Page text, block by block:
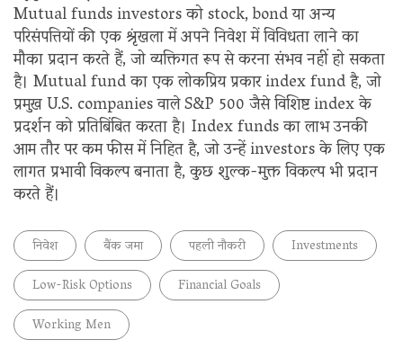
Mutual funds investors को stock, bond या अन्य
परिसंपत्तियों की एक श्रृंखला में अपने निवेश में विविधता लाने का
मौका प्रदान करते हैं, जो व्यक्तिगत रूप से करना संभव नहीं हो सकता
है। Mutual fund का एक लोकप्रिय प्रकार index fund है, जो
प्रमुख U.S. companies वाले S&P 500 जैसे विशिष्ट index के
प्रदर्शन को प्रतिबिंबित करता है। Index funds का लाभ उनकी
आम तौर पर कम फीस में निहित है, जो उन्हें investors के लिए एक
लागत प्रभावी विकल्प बनाता है, कुछ शुल्क-मुक्त विकल्प भी प्रदान
करते हैं।
निवेश बैंक जमा पहली नौकरी
Investments
Low-Risk Options
Financial Goals
Working Men